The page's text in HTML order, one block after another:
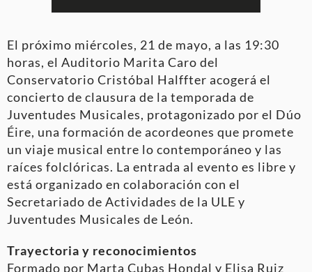
El próximo miércoles, 21 de mayo, a las 19:30
horas, el Auditorio Marita Caro del
Conservatorio Cristóbal Halffter acogerá el
concierto de clausura de la temporada de
Juventudes Musicales, protagonizado por el Dúo
Éire, una formación de acordeones que promete
un viaje musical entre lo contemporáneo y las
raíces folclóricas. La entrada al evento es libre y
está organizado en colaboración con el
Secretariado de Actividades de la ULE y
Juventudes Musicales de León.
Trayectoria y reconocimientos
Formado por Marta Cubas Hondal y Elisa Ruiz